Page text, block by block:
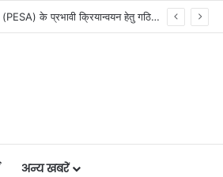
सेवा सेतु पोर्टल में उत्कृष्ट प्रदर्शन: बलरामपुर के निर्दोष लकड़ा बने प्रदेश के टॉप ट्रांजैक्शन वीएलई, वित्त मंत्री ओ.पी. चौधरी ने किया सम्मानित, 13,912 आवेदनों के सफल निराकरण से बनाया रिकॉर्ड…
अन्य खबरें